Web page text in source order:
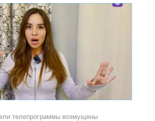
телепрограммы возмущены